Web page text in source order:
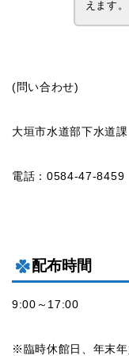
えます。
(問い合わせ)
大垣市水道部下水道課
電話：0584-47-8459
配布時間
9:00～17:00
※臨時休館日、年末